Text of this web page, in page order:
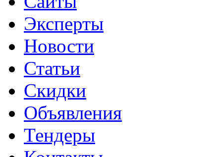
Эксперты
Новости
Статьи
Скидки
Объявления
Тендеры